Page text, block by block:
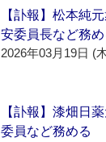
【訃報】松本純
安委員長など務め
2026年03月19日 (
【訃報】漆畑日
委員など務める